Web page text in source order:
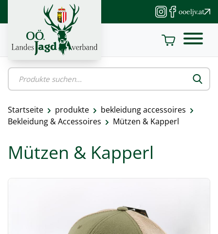
ooeljv.at
Pfadnavigation
Startseite produkte
bekleidung accessoires
Bekleidung & Accessoires
Mützen & Kapperl
Mützen & Kapperl